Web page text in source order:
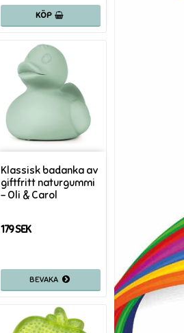
KÖP
Klassisk badanka av
giftfritt naturgummi
- Oli & Carol
179 SEK